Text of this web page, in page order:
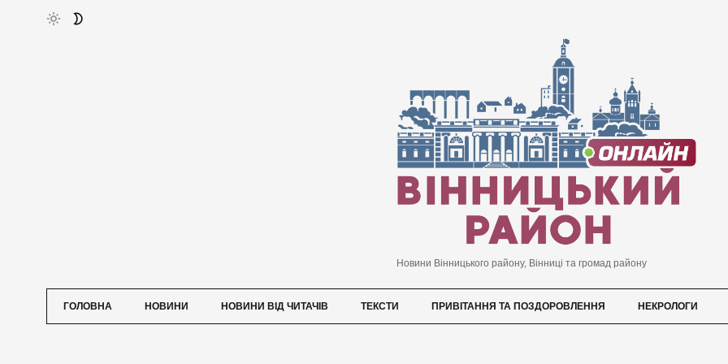
Новини Вінницького району, Вінниці та громад району
ГОЛОВНА НОВИНИ НОВИНИ ВІД ЧИТАЧІВ ТЕКСТИ ПРИВІТАННЯ ТА ПОЗДОРОВЛЕННЯ НЕКРОЛОГИ